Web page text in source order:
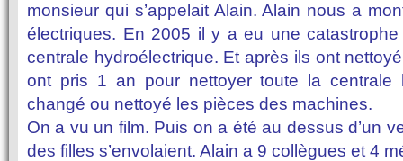
monsieur qui s’appelait Alain. Alain nous a
électriques. En 2005 il y a eu une
centrale hydroélectrique. Et après ils ont
ont pris 1 an pour nettoyer toute la centrale
changé ou nettoyé les pièces des machines.
On a vu un film. Puis on a été au dessus d’un
des filles s’envolaient. Alain a 9 collègues et 4